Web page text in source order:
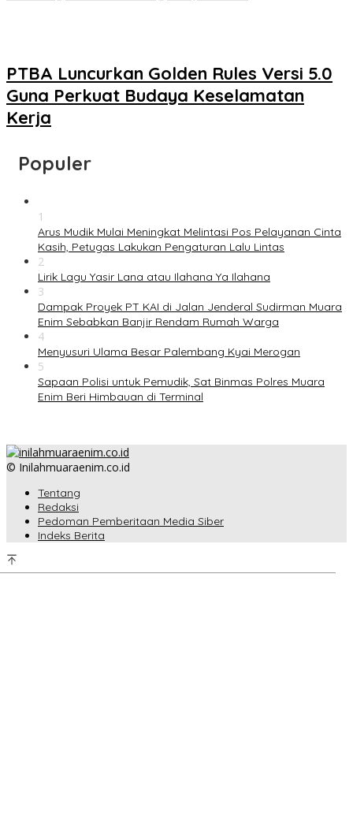
PTBA Luncurkan Golden Rules Versi 5.0
Guna Perkuat Budaya Keselamatan
Kerja
Populer
1
Arus Mudik Mulai Meningkat Melintasi Pos Pelayanan Cinta
Kasih, Petugas Lakukan Pengaturan Lalu Lintas
2
Lirik Lagu Yasir Lana atau Ilahana Ya Ilahana
3
Dampak Proyek PT KAI di Jalan Jenderal Sudirman Muara
Enim Sebabkan Banjir Rendam Rumah Warga
4
Menyusuri Ulama Besar Palembang Kyai Merogan
5
Sapaan Polisi untuk Pemudik, Sat Binmas Polres Muara
Enim Beri Himbauan di Terminal
© Inilahmuaraenim.co.id
Tentang
Redaksi
Pedoman Pemberitaan Media Siber
Indeks Berita